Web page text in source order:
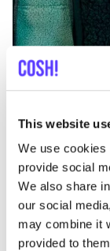
This website
We use cookies
provide social
We also share
our social
may combine it
provided to